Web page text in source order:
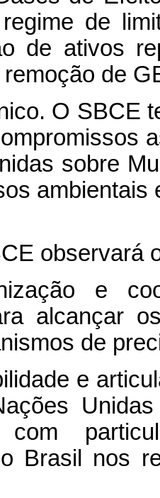
de
de ativos
de
O SBCE
sobre
ambientais
observará
e
alcançar
de
e
com
Brasil nos